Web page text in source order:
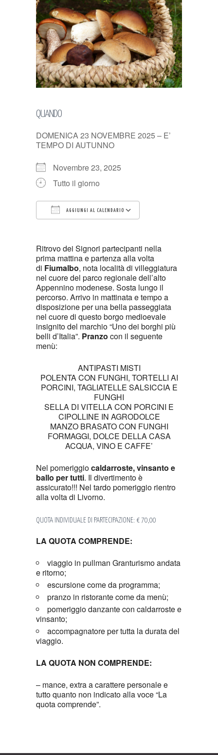
QUANDO
DOMENICA 23 NOVEMBRE 2025 – E’
TEMPO DI AUTUNNO
Novembre 23, 2025
Tutto il giorno
AGGIUNGI AL CALENDARIO
Ritrovo dei Signori partecipanti nella
prima mattina e partenza alla volta
di Fiumalbo, nota località di villeggiatura
nel cuore del parco regionale dell’alto
Appennino modenese. Sosta lungo il
percorso. Arrivo in mattinata e tempo a
disposizione per una bella passeggiata
nel cuore di questo borgo medioevale
insignito del marchio “Uno dei borghi più
belli d’Italia”. Pranzo con il seguente
menù:
ANTIPASTI MISTI
POLENTA CON FUNGHI, TORTELLI AI
PORCINI, TAGLIATELLE SALSICCIA E
FUNGHI
SELLA DI VITELLA CON PORCINI E
CIPOLLINE IN AGRODOLCE
MANZO BRASATO CON FUNGHI
FORMAGGI, DOLCE DELLA CASA
ACQUA, VINO E CAFFE’
Nel pomeriggiocaldarroste, vinsanto e
ballo per tutti. Il divertimento è
assicurato!!! Nel tardo pomeriggio rientro
alla volta di Livorno.
QUOTA INDIVIDUALE DI PARTECIPAZIONE: € 70,00
LA QUOTA COMPRENDE:
viaggio in pullman Granturismo andata
e ritorno;
escursione come da programma;
pranzo in ristorante come da menù;
pomeriggio danzante con caldarroste e
vinsanto;
accompagnatore per tutta la durata del
viaggio.
LA QUOTA NON COMPRENDE:
– mance, extra a carattere personale e
tutto quanto non indicato alla voce “La
quota comprende”.